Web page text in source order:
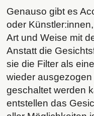
Genauso gibt es
oder
Art und Weise mit
Anstatt die
sie die Filter als
wieder
geschaltet werden
entstellen das